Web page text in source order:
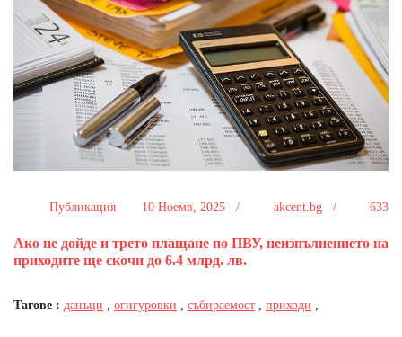
Публикация 10 Ноемв, 2025 / akcent.bg / 633
Ако не дойде и трето плащане по ПВУ, неизпълнението на
приходите ще скочи до 6.4 млрд. лв.
Тагове : данъци огигуровки събираемост приходи